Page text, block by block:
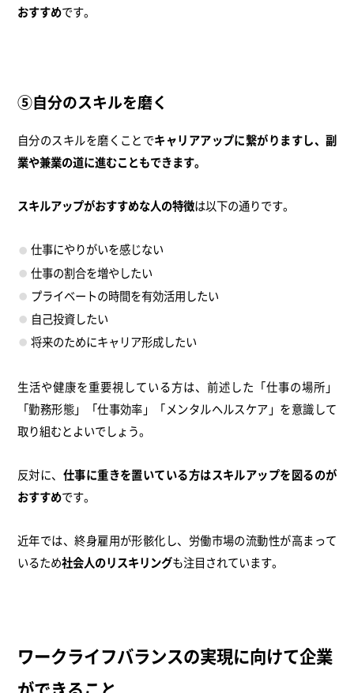
おすすめです。
⑤自分のスキルを磨く
自分のスキルを磨くことでキャリアアップに繋がりますし、副
業や兼業の道に進むこともできます。
スキルアップがおすすめな人の特徴は以下の通りです。
仕事にやりがいを感じない
仕事の割合を増やしたい
プライベートの時間を有効活用したい
自己投資したい
将来のためにキャリア形成したい
生活や健康を重要視している方は、前述した「仕事の場所」
「勤務形態」「仕事効率」「メンタルヘルスケア」を意識して
取り組むとよいでしょう。
反対に、 仕事に重きを置いている方はスキルアップを図るのが
おすすめです。
近年では、終身雇用が形骸化し、労働市場の流動性が高まって
いるため社会人のリスキリングも注目されています。
ワークライフバランスの実現に向けて企業